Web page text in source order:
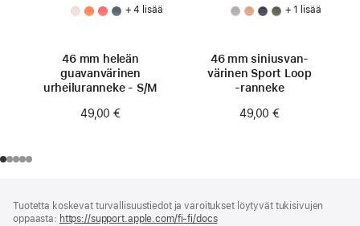
+ 4 lisää
46 mm heleän
guavan­värinen
urheiluranneke - S/M
49,00 €
+ 1 lisää
46 mm siniusvan­
värinen Sport Loop
‑ranneke
49,00 €
Tuotetta koskevat turvallisuustiedot ja varoitukset löytyvät tukisivujen
oppaasta: https://support.apple.com/fi-fi/docs(avautuu